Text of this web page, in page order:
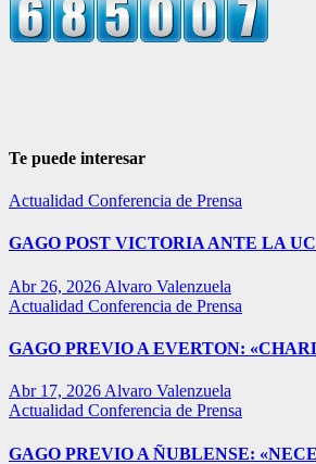
Te puede interesar
Actualidad Conferencia de Prensa
GAGO POST VICTORIA ANTE LA
Abr 26, 2026 Alvaro Valenzuela
Actualidad Conferencia de Prensa
GAGO PREVIO A EVERTON:
Abr 17, 2026 Alvaro Valenzuela
Actualidad Conferencia de Prensa
GAGO PREVIO A ÑUBLENSE: